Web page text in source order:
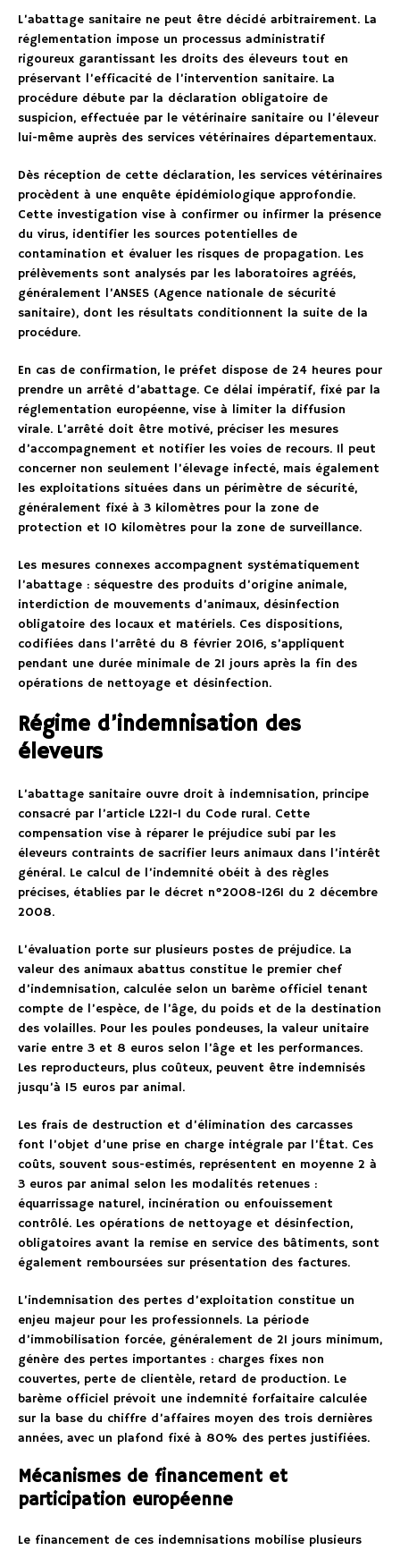
L’abattage sanitaire ne peut être décidé arbitrairement. La
réglementation impose un processus administratif
rigoureux garantissant les droits des éleveurs tout en
préservant l’efficacité de l’intervention sanitaire. La
procédure débute par la déclaration obligatoire de
suspicion, effectuée par le vétérinaire sanitaire ou l’éleveur
lui-même auprès des services vétérinaires départementaux.
Dès réception de cette déclaration, les services vétérinaires
procèdent à une enquête épidémiologique approfondie.
Cette investigation vise à confirmer ou infirmer la présence
du virus, identifier les sources potentielles de
contamination et évaluer les risques de propagation. Les
prélèvements sont analysés par les laboratoires agréés,
généralement l’ANSES (Agence nationale de sécurité
sanitaire), dont les résultats conditionnent la suite de la
procédure.
En cas de confirmation, le préfet dispose de 24 heures pour
prendre un arrêté d’abattage. Ce délai impératif, fixé par la
réglementation européenne, vise à limiter la diffusion
virale. L’arrêté doit être motivé, préciser les mesures
d’accompagnement et notifier les voies de recours. Il peut
concerner non seulement l’élevage infecté, mais également
les exploitations situées dans un périmètre de sécurité,
généralement fixé à 3 kilomètres pour la zone de
protection et 10 kilomètres pour la zone de surveillance.
Les mesures connexes accompagnent systématiquement
l’abattage : séquestre des produits d’origine animale,
interdiction de mouvements d’animaux, désinfection
obligatoire des locaux et matériels. Ces dispositions,
codifiées dans l’arrêté du 8 février 2016, s’appliquent
pendant une durée minimale de 21 jours après la fin des
opérations de nettoyage et désinfection.
Régime d’indemnisation des
éleveurs
L’abattage sanitaire ouvre droit à indemnisation, principe
consacré par l’article L221-1 du Code rural. Cette
compensation vise à réparer le préjudice subi par les
éleveurs contraints de sacrifier leurs animaux dans l’intérêt
général. Le calcul de l’indemnité obéit à des règles
précises, établies par le décret n°2008-1261 du 2 décembre
2008.
L’évaluation porte sur plusieurs postes de préjudice. La
valeur des animaux abattus constitue le premier chef
d’indemnisation, calculée selon un barème officiel tenant
compte de l’espèce, de l’âge, du poids et de la destination
des volailles. Pour les poules pondeuses, la valeur unitaire
varie entre 3 et 8 euros selon l’âge et les performances.
Les reproducteurs, plus coûteux, peuvent être indemnisés
jusqu’à 15 euros par animal.
Les frais de destruction et d’élimination des carcasses
font l’objet d’une prise en charge intégrale par l’État. Ces
coûts, souvent sous-estimés, représentent en moyenne 2 à
3 euros par animal selon les modalités retenues :
équarrissage naturel, incinération ou enfouissement
contrôlé. Les opérations de nettoyage et désinfection,
obligatoires avant la remise en service des bâtiments, sont
également remboursées sur présentation des factures.
L’indemnisation des pertes d’exploitation constitue un
enjeu majeur pour les professionnels. La période
d’immobilisation forcée, généralement de 21 jours minimum,
génère des pertes importantes : charges fixes non
couvertes, perte de clientèle, retard de production. Le
barème officiel prévoit une indemnité forfaitaire calculée
sur la base du chiffre d’affaires moyen des trois dernières
années, avec un plafond fixé à 80% des pertes justifiées.
Mécanismes de financement et
participation européenne
Le financement de ces indemnisations mobilise plusieurs